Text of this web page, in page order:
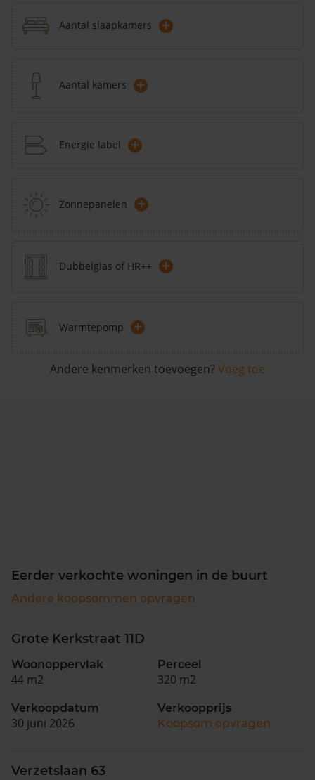
Aantal slaapkamers +
Aantal kamers +
Energie label +
Zonnepanelen +
Dubbelglas of HR++ +
Warmtepomp +
Andere kenmerken toevoegen? Voeg toe
Eerder verkochte woningen in de buurt
Andere koopsommen opvragen
Grote Kerkstraat 11D
Woonoppervlak
44 m2
Perceel
320 m2
Verkoopdatum
30 juni 2026
Verkoopprijs
Koopsom opvragen
Verzetslaan 63